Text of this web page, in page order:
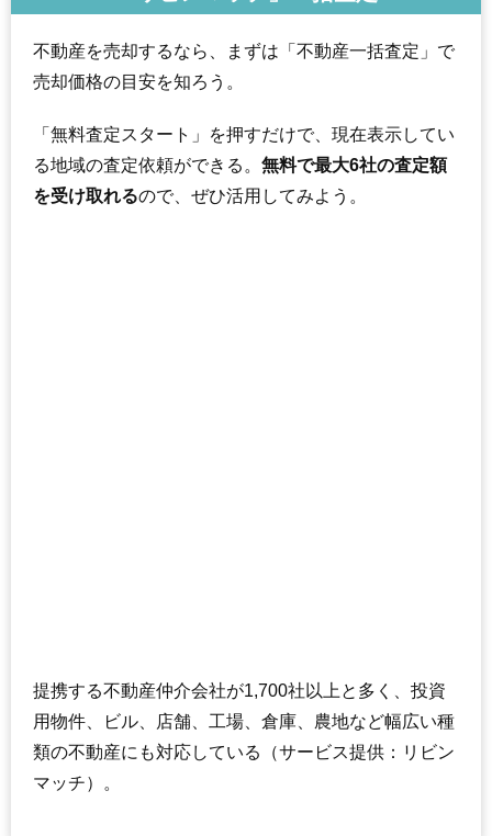
不動産を売却するなら、まずは「不動産一括査定」で
売却価格の目安を知ろう。
「無料査定スタート」を押すだけで、現在表示してい
る地域の査定依頼ができる。 無料で最大6社の査定額
を受け取れるので、ぜひ活用してみよう。
提携する不動産仲介会社が1,700社以上と多く、投資
用物件、ビル、店舗、工場、倉庫、農地など幅広い種
類の不動産にも対応している（サービス提供：リビン
マッチ）。